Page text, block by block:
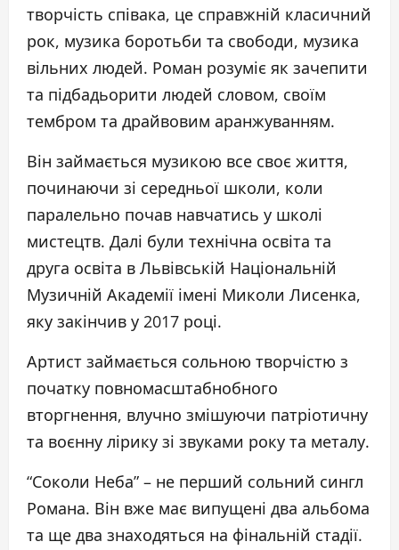
творчість співака, це справжній класичний
рок, музика боротьби та свободи, музика
вільних людей. Роман розуміє як зачепити
та підбадьорити людей словом, своїм
тембром та драйвовим аранжуванням.
Він займається музикою все своє життя,
починаючи зі середньої школи, коли
паралельно почав навчатись у школі
мистецтв. Далі були технічна освіта та
друга освіта в Львівській Національній
Музичній Академії імені Миколи Лисенка,
яку закінчив у 2017 році.
Артист займається сольною творчістю з
початку повномасштабнобного
вторгнення, влучно змішуючи патріотичну
та воєнну лірику зі звуками року та металу.
“Соколи Неба” – не перший сольний сингл
Романа. Він вже має випущені два альбома
та ще два знаходяться на фінальній стадії.